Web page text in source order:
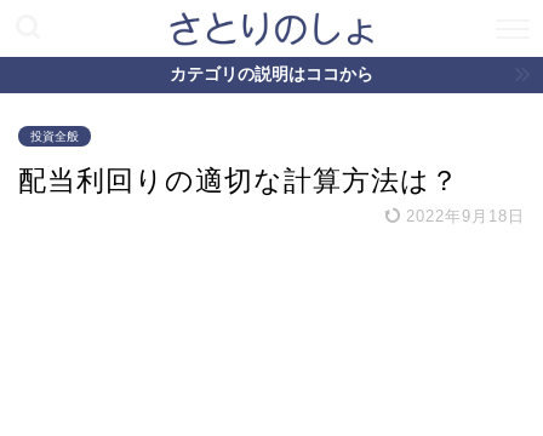
カテゴリの説明はココから
投資全般
配当利回りの適切な計算方法は？
2022年9月18日